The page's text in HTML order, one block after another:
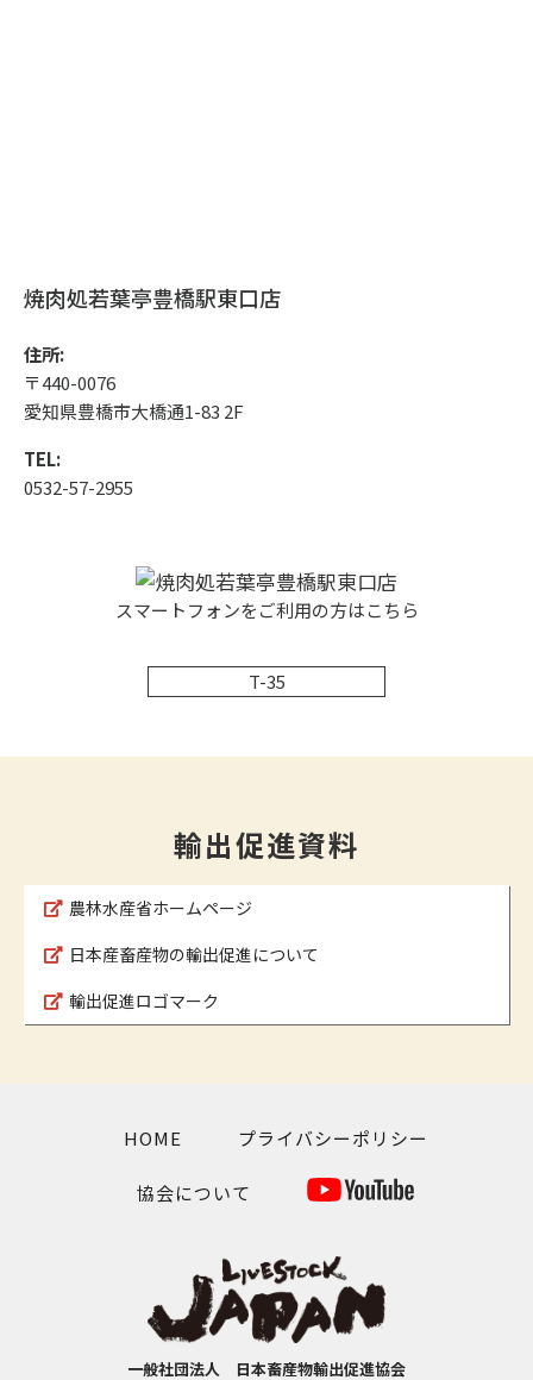
焼肉処若葉亭豊橋駅東口店
住所:
〒440-0076
愛知県豊橋市大橋通1-83 2F
TEL:
0532-57-2955
スマートフォンをご利用の方はこちら
T-35
輸出促進資料
農林水産省ホームページ
日本産畜産物の輸出促進について
輸出促進ロゴマーク
HOME プライバシーポリシー
協会について
一般社団法人 日本畜産物輸出促進協会